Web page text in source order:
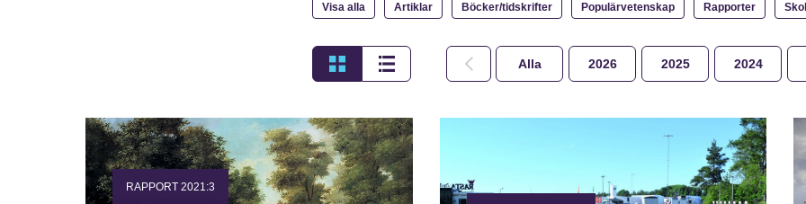
Visa alla Artiklar Böcker/tidskrifter Populärvetenskap Rapporter
Alla 2026 2025 2024
RAPPORT 2021:3